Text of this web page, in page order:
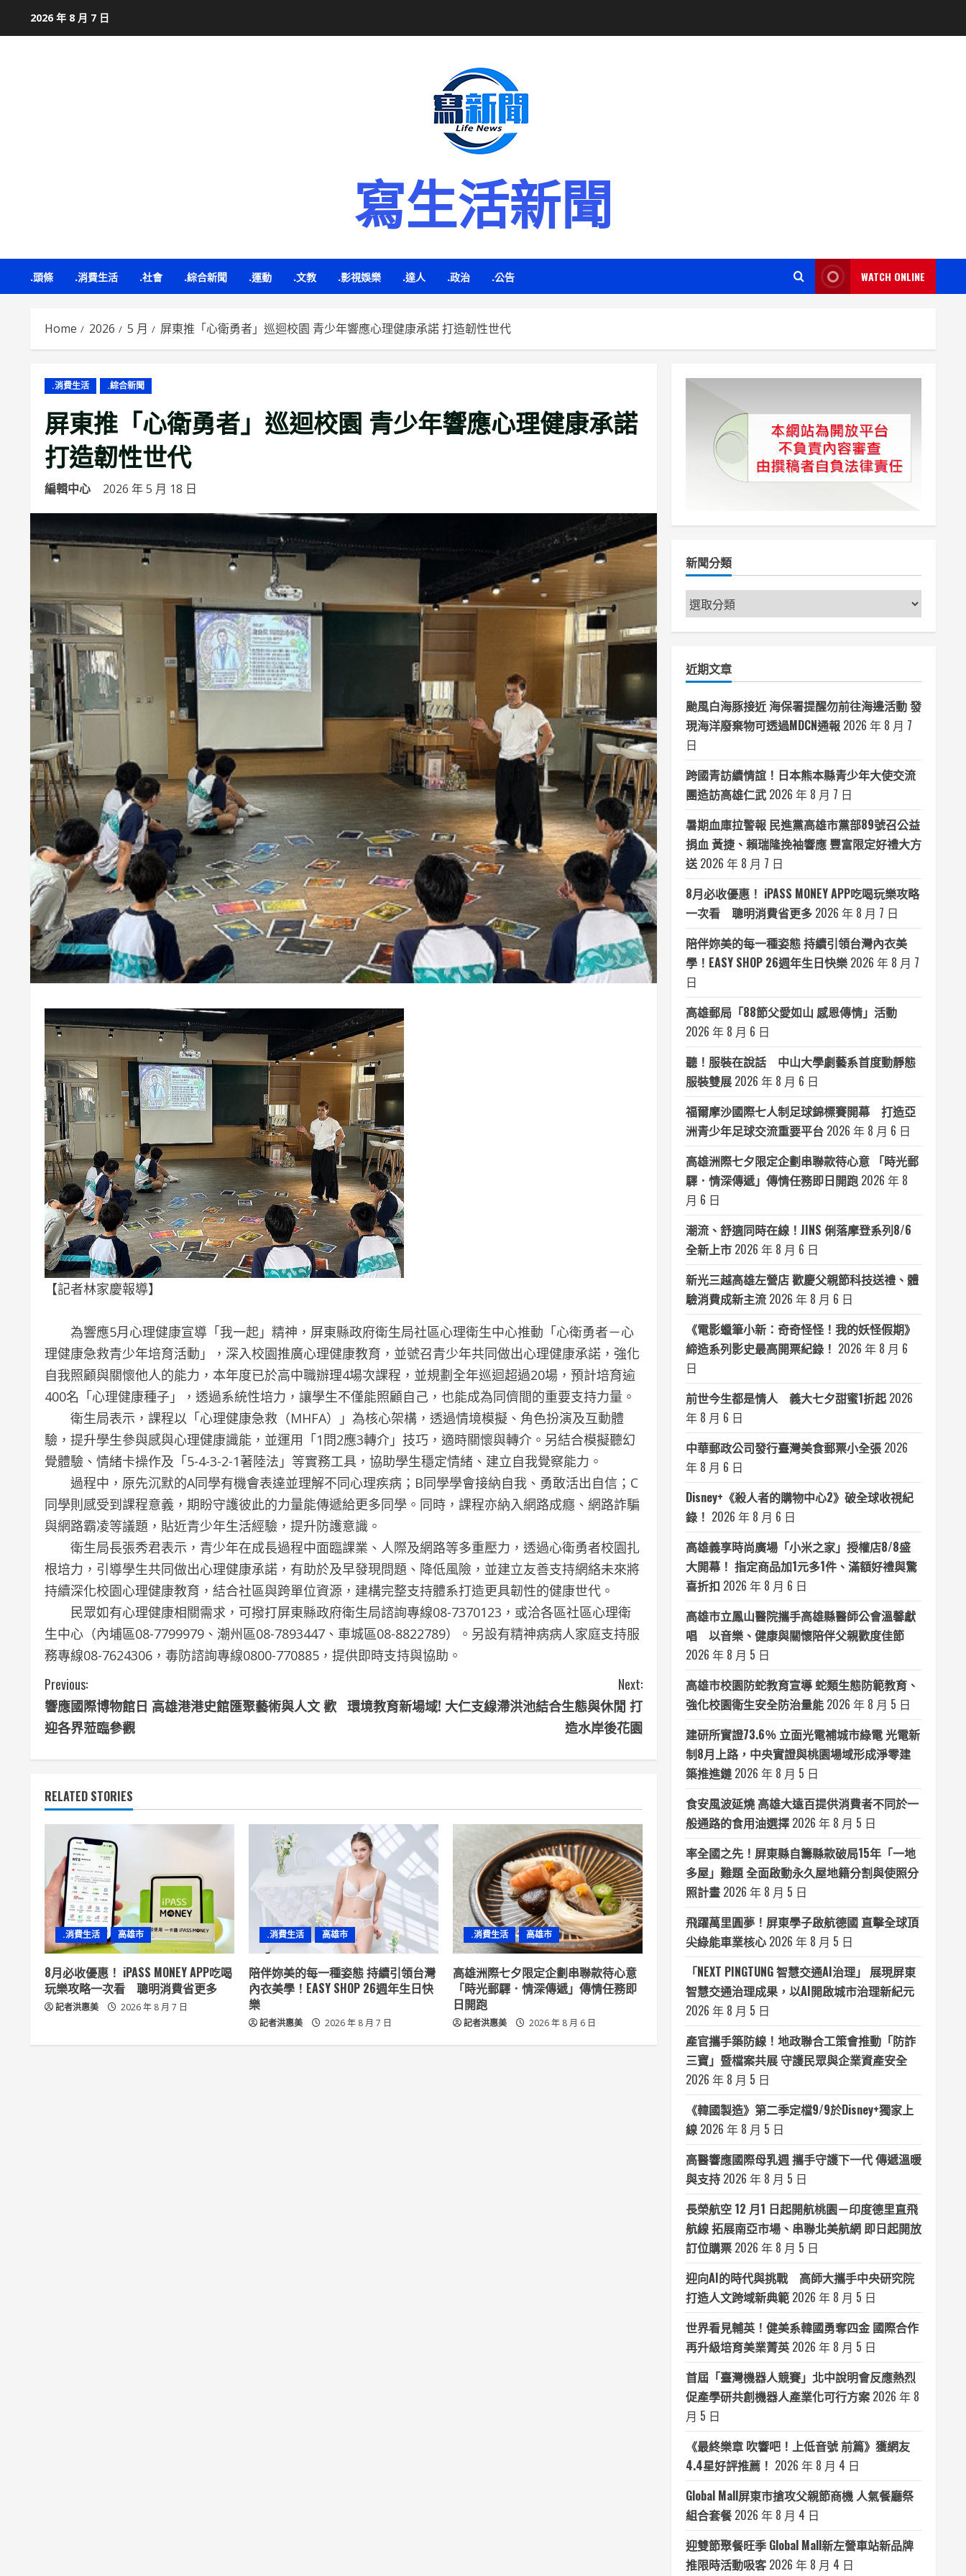
2026 年 8 月 7 日
寫生活新聞
.頭條 .消費生活 .社會 .綜合新聞 .運動 .文教 .影視娛樂 .達人 .政治 .公告 WATCH ONLINE
Home 2026 5 月 屏東推「心衛勇者」巡迴校園 青少年響應心理健康承諾 打造韌性世代
.消費生活 .綜合新聞
屏東推「心衛勇者」巡迴校園 青少年響應心理健康承諾
打造韌性世代
編輯中心 2026 年 5 月 18 日
【記者林家慶報導】
為響應5月心理健康宣導「我一起」精神，屏東縣政府衛生局社區心理衛生中心推動「心衛勇者－心
理健康急救青少年培育活動」，深入校園推廣心理健康教育，並號召青少年共同做出心理健康承諾，強化
自我照顧與關懷他人的能力，本年度已於高中職辦理4場次課程，並規劃全年巡迴超過20場，預計培育逾
400名「心理健康種子」，透過系統性培力，讓學生不僅能照顧自己，也能成為同儕間的重要支持力量。
衛生局表示，課程以「心理健康急救（MHFA）」為核心架構，透過情境模擬、角色扮演及互動體
驗，提升學生參與感與心理健康識能，並運用「1問2應3轉介」技巧，適時關懷與轉介。另結合模擬聽幻
覺體驗、情緒卡操作及「5-4-3-2-1著陸法」等實務工具，協助學生穩定情緒、建立自我覺察能力。
過程中，原先沉默的A同學有機會表達並理解不同心理疾病；B同學學會接納自我、勇敢活出自信；C
同學則感受到課程意義，期盼守護彼此的力量能傳遞給更多同學。同時，課程亦納入網路成癮、網路詐騙
與網路霸凌等議題，貼近青少年生活經驗，提升防護意識。
衛生局長張秀君表示，青少年在成長過程中面臨課業、人際及網路等多重壓力，透過心衛勇者校園扎
根培力，引導學生共同做出心理健康承諾，有助於及早發現問題、降低風險，並建立友善支持網絡未來將
持續深化校園心理健康教育，結合社區與跨單位資源，建構完整支持體系打造更具韌性的健康世代。
民眾如有心理健康相關需求，可撥打屏東縣政府衛生局諮詢專線08-7370123，或洽各區社區心理衛
生中心（內埔區08-7799979、潮州區08-7893447、車城區08-8822789）。另設有精神病病人家庭支持服
務專線08-7624306，毒防諮詢專線0800-770885，提供即時支持與協助。
C
o
i
u
e
R
e
a
d
i
Previous:
響應國際博物館日 高雄港港史館匯聚藝術與人文 歡
迎各界蒞臨參觀
Next:
環境教育新場域! 大仁支線滯洪池結合生態與休閒 打
造水岸後花園
RELATED STORIES
.消費生活 高雄市
8月必收優惠！ iPASS MONEY APP吃喝
玩樂攻略一次看 聰明消費省更多
記者洪惠美 2026 年 8 月 7 日
.消費生活 高雄市
陪伴妳美的每一種姿態 持續引領台灣
內衣美學！EASY SHOP 26週年生日快
樂
記者洪惠美 2026 年 8 月 7 日
.消費生活 高雄市
高雄洲際七夕限定企劃串聯款待心意
「時光郵驛．情深傳遞」傳情任務即
日開跑
記者洪惠美 2026 年 8 月 6 日
新聞分類
新
聞
分
近期文章
颱風白海豚接近 海保署提醒勿前往海邊活動 發
現海洋廢棄物可透過MDCN通報 2026 年 8 月 7
日
跨國青訪續情誼！日本熊本縣青少年大使交流
團造訪高雄仁武 2026 年 8 月 7 日
暑期血庫拉警報 民進黨高雄市黨部89號召公益
捐血 黃捷、賴瑞隆挽袖響應 豐富限定好禮大方
送 2026 年 8 月 7 日
8月必收優惠！ iPASS MONEY APP吃喝玩樂攻略
一次看 聰明消費省更多 2026 年 8 月 7 日
陪伴妳美的每一種姿態 持續引領台灣內衣美
學！EASY SHOP 26週年生日快樂 2026 年 8 月 7
日
高雄郵局「88節父愛如山 感恩傳情」活動
2026 年 8 月 6 日
聽！服裝在說話 中山大學劇藝系首度動靜態
服裝雙展 2026 年 8 月 6 日
福爾摩沙國際七人制足球錦標賽開幕 打造亞
洲青少年足球交流重要平台 2026 年 8 月 6 日
高雄洲際七夕限定企劃串聯款待心意 「時光郵
驛．情深傳遞」傳情任務即日開跑 2026 年 8
月 6 日
潮流、舒適同時在線！JINS 俐落摩登系列8/6
全新上市 2026 年 8 月 6 日
新光三越高雄左營店 歡慶父親節科技送禮、體
驗消費成新主流 2026 年 8 月 6 日
《電影蠟筆小新：奇奇怪怪！我的妖怪假期》
締造系列影史最高開票紀錄！ 2026 年 8 月 6
日
前世今生都是情人 義大七夕甜蜜1折起 2026
年 8 月 6 日
中華郵政公司發行臺灣美食郵票小全張 2026
年 8 月 6 日
Disney+《殺人者的購物中心2》破全球收視紀
錄！ 2026 年 8 月 6 日
高雄義享時尚廣場「小米之家」授權店8/8盛
大開幕！ 指定商品加1元多1件、滿額好禮與驚
喜折扣 2026 年 8 月 6 日
高雄市立鳳山醫院攜手高雄縣醫師公會溫馨獻
唱 以音樂、健康與關懷陪伴父親歡度佳節
2026 年 8 月 5 日
高雄市校園防蛇教育宣導 蛇類生態防範教育、
強化校園衛生安全防治量能 2026 年 8 月 5 日
建研所實證73.6％ 立面光電補城市綠電 光電新
制8月上路，中央實證與桃園場域形成淨零建
築推進鏈 2026 年 8 月 5 日
食安風波延燒 高雄大遠百提供消費者不同於一
般通路的食用油選擇 2026 年 8 月 5 日
率全國之先！屏東縣自籌縣款破局15年「一地
多屋」難題 全面啟動永久屋地籍分割與使照分
照計畫 2026 年 8 月 5 日
飛躍萬里圓夢！屏東學子啟航德國 直擊全球頂
尖綠能車業核心 2026 年 8 月 5 日
「NEXT PINGTUNG 智慧交通AI治理」 展現屏東
智慧交通治理成果，以AI開啟城市治理新紀元
2026 年 8 月 5 日
產官攜手築防線！地政聯合工策會推動「防詐
三寶」暨檔案共展 守護民眾與企業資產安全
2026 年 8 月 5 日
《韓國製造》第二季定檔9/9於Disney+獨家上
線 2026 年 8 月 5 日
高醫響應國際母乳週 攜手守護下一代 傳遞溫暖
與支持 2026 年 8 月 5 日
長榮航空 12 月1 日起開航桃園－印度德里直飛
航線 拓展南亞市場、串聯北美航網 即日起開放
訂位購票 2026 年 8 月 5 日
迎向AI的時代與挑戰 高師大攜手中央研究院
打造人文跨域新典範 2026 年 8 月 5 日
世界看見輔英！健美系韓國勇奪四金 國際合作
再升級培育美業菁英 2026 年 8 月 5 日
首屆「臺灣機器人競賽」北中說明會反應熱烈
促產學研共創機器人產業化可行方案 2026 年 8
月 5 日
《最終樂章 吹響吧！上低音號 前篇》獲網友
4.4星好評推薦！ 2026 年 8 月 4 日
Global Mall屏東市搶攻父親節商機 人氣餐廳祭
組合套餐 2026 年 8 月 4 日
迎雙節聚餐旺季 Global Mall新左營車站新品牌
推限時活動吸客 2026 年 8 月 4 日